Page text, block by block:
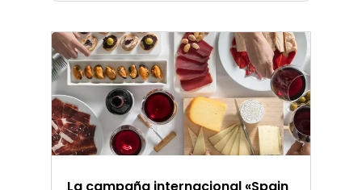
La campaña internacional «Spain